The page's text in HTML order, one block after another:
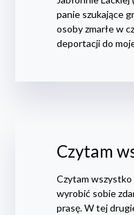
panie szukające
osoby zmarłe w
deportacji do
Czytam
Czytam
wyrobić sobie
prasę. W tej